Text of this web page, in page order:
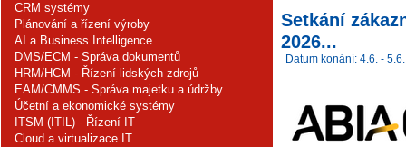
CRM systémy
Plánování a řízení výroby
AI a Business Intelligence
DMS/ECM - Správa dokumentů
HRM/HCM - Řízení lidských zdrojů
EAM/CMMS - Správa majetku a údržby
Účetní a ekonomické systémy
ITSM (ITIL) - Řízení IT
Cloud a virtualizace IT
Setkání
2026...
Datum konání: 4.6. - 5.6.